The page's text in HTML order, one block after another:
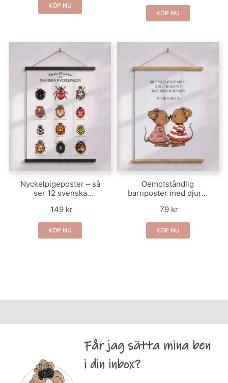
KÖP NU
KÖP NU
Nyckelpigeposter – så
ser 12 svenska
149 kr
KÖP NU
Oemotståndlig
barnposter med djur –
79 kr
KÖP NU
Får jag sätta mina ben
i din inbox?